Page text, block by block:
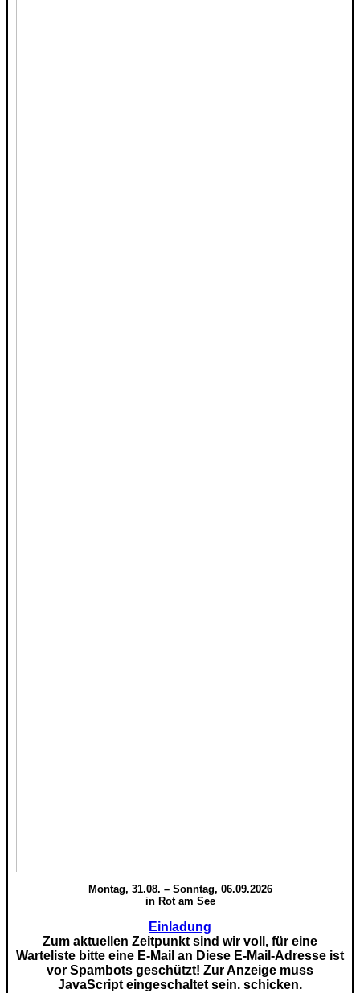
Montag, 31.08. – Sonntag, 06.09.2026
in Rot am See
Einladung
Zum aktuellen Zeitpunkt sind wir voll, für eine
Warteliste bitte eine E-Mail an Diese E-Mail-Adresse ist
vor Spambots geschützt! Zur Anzeige muss
JavaScript eingeschaltet sein. schicken.